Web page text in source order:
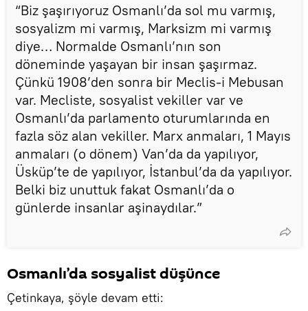
“Biz şaşırıyoruz Osmanlı’da sol mu varmış,
sosyalizm mi varmış, Marksizm mi varmış
diye… Normalde Osmanlı’nın son
döneminde yaşayan bir insan şaşırmaz.
Çünkü 1908’den sonra bir Meclis-i Mebusan
var. Mecliste, sosyalist vekiller var ve
Osmanlı’da parlamento oturumlarında en
fazla söz alan vekiller. Marx anmaları, 1 Mayıs
anmaları (o dönem) Van’da da yapılıyor,
Üsküp’te de yapılıyor, İstanbul’da da yapılıyor.
Belki biz unuttuk fakat Osmanlı’da o
günlerde insanlar aşinaydılar.”
Osmanlı’da sosyalist düşünce
Çetinkaya, şöyle devam etti: